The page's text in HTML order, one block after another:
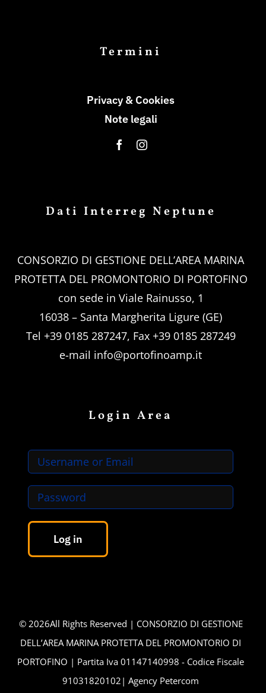
Termini
Privacy & Cookies
Note legali
Dati Interreg Neptune
CONSORZIO DI GESTIONE DELL’AREA MARINA
PROTETTA DEL PROMONTORIO DI PORTOFINO
con sede in Viale Rainusso, 1
16038 – Santa Margherita Ligure (GE)
Tel +39 0185 287247, Fax +39 0185 287249
e-mail info@portofinoamp.it
Login Area
Log in
© 2026All Rights Reserved | CONSORZIO DI GESTIONE
DELL’AREA MARINA PROTETTA DEL PROMONTORIO DI
PORTOFINO | Partita Iva 01147140998 - Codice Fiscale
91031820102| Agency Petercom